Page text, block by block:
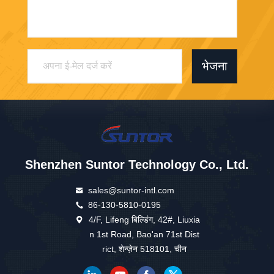
भेजना
Shenzhen Suntor Technology Co., Ltd.
sales@suntor-intl.com
86-130-5810-0195
4/F, Lifeng बिल्डिंग, 42#, Liuxia
n 1st Road, Bao'an 71st Dist
rict, शेन्ज़ेन 518101, चीन